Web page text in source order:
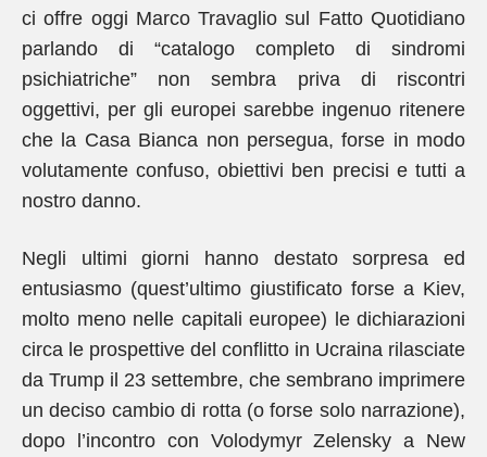
ci offre oggi Marco Travaglio sul Fatto Quotidiano
parlando di “catalogo completo di sindromi
psichiatriche” non sembra priva di riscontri
oggettivi, per gli europei sarebbe ingenuo ritenere
che la Casa Bianca non persegua, forse in modo
volutamente confuso, obiettivi ben precisi e tutti a
nostro danno.
Negli ultimi giorni hanno destato sorpresa ed
entusiasmo (quest’ultimo giustificato forse a Kiev,
molto meno nelle capitali europee) le dichiarazioni
circa le prospettive del conflitto in Ucraina rilasciate
da Trump il 23 settembre, che sembrano imprimere
un deciso cambio di rotta (o forse solo narrazione),
dopo l’incontro con Volodymyr Zelensky a New